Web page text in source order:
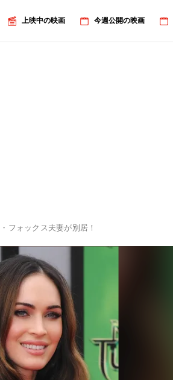
上映中の映画 今週公開の映画
フォックス夫妻が別居！